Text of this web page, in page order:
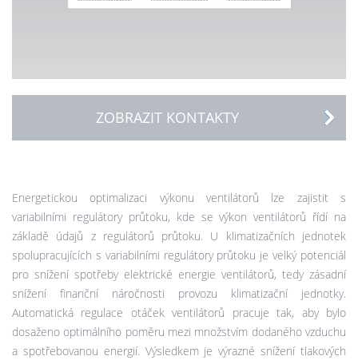
ZOBRAZIT KONTAKTY
Energetickou optimalizaci výkonu ventilátorů lze zajistit s
variabilními regulátory průtoku, kde se výkon ventilátorů řídí na
základě údajů z regulátorů průtoku. U klimatizačních jednotek
spolupracujících s variabilními regulátory průtoku je velký potenciál
pro snížení spotřeby elektrické energie ventilátorů, tedy zásadní
snížení finanční náročnosti provozu klimatizační jednotky.
Automatická regulace otáček ventilátorů pracuje tak, aby bylo
dosaženo optimálního poměru mezi množstvím dodaného vzduchu
a spotřebovanou energií. Výsledkem je výrazné snížení tlakových